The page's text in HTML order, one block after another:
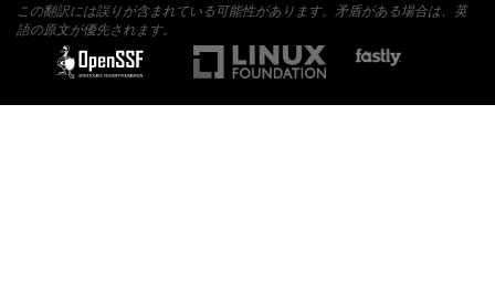
この翻訳には誤りが含まれている可能性があります。矛盾がある場合は、英
語の原文が優先されます。